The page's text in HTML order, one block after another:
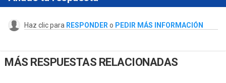
Haz clic para RESPONDER o PEDIR MÁS INFORMACIÓN
MÁS RESPUESTAS RELACIONADAS